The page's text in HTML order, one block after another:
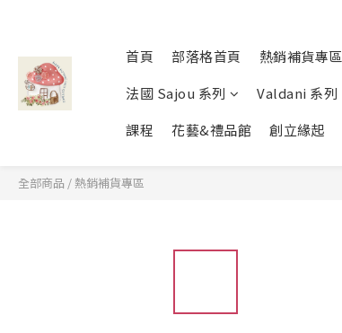
首頁 部落格首頁 熱銷補貨專區
法國 Sajou 系列
Valdani 系列
課程
花藝&禮品館 創立緣起
全部商品 /熱銷補貨專區